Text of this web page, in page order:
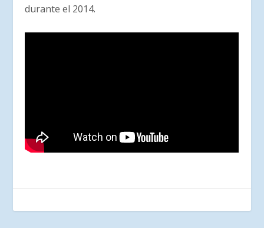
durante el 2014.